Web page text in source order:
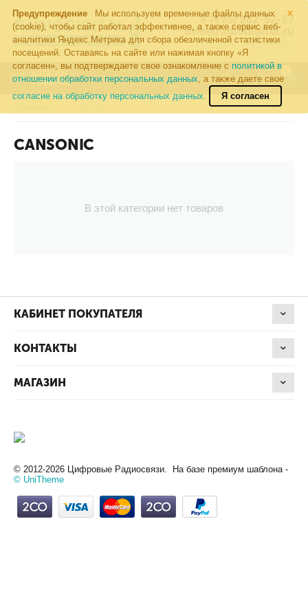
×
Предупреждение
Мы используем временные файлы данных
(cookie), чтобы сайт работал эффективнее, а также сервис веб-
аналитики Яндекс.Метрика для сбора обезличенной статистики
посещений. Оставаясь на сайте или нажимая кнопку «Я
согласен», вы подтверждаете свое ознакомление с политикой в
отношении обработки персональных данных, а также даете свое
согласие на обработку персональных данных.
Я согласен
8 (495) 502-57-27
info@radiodigital.ru
Контакты Перезвонить
КАТАЛОГ
ТОВАРОВ
CANSONIC
В этой категории нет товаров
КАБИНЕТ ПОКУПАТЕЛЯ
КОНТАКТЫ
МАГАЗИН
© 2012-2026 Цифровые Радиосвязи. На базе премиум шаблона -
© UniTheme